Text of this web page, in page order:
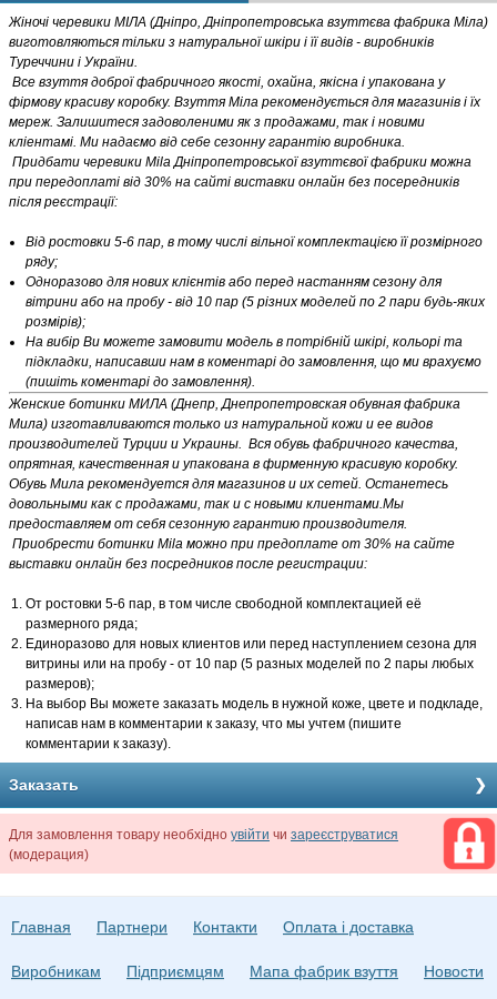
Жіночі черевики МІЛА (Дніпро, Дніпропетровська взуттєва фабрика Міла)
виготовляються тільки з натуральної шкіри і її видів - виробників
Туреччини і України.
Все взуття доброї фабричного якості, охайна, якісна і упакована у
фірмову красиву коробку. Взуття Міла рекомендується для магазинів і їх
мереж. Залишитеся задоволеними як з продажами, так і новими
кліентамі. Ми надаємо від себе сезонну гарантію виробника.
Придбати черевики Mila Дніпропетровської взуттєвої фабрики можна
при передоплаті від 30% на сайті виставки онлайн без посередників
після реєстрації:
Від ростовки 5-6 пар, в тому числі вільної комплектацією її розмірного
ряду;
Одноразово для нових клієнтів або перед настанням сезону для
вітрини або на пробу - від 10 пар (5 різних моделей по 2 пари будь-яких
розмірів);
На вибір Ви можете замовити модель в потрібній шкірі, кольорі та
підкладки, написавши нам в коментарі до замовлення, що ми врахуємо
(пишіть коментарі до замовлення).
Женские ботинки МИЛА (Днепр, Днепропетровская обувная фабрика
Мила) изготавливаются только из натуральной кожи и ее видов
производителей Турции и Украины. Вся обувь фабричного качества,
опрятная, качественная и упакована в фирменную красивую коробку.
Обувь Мила рекомендуется для магазинов и их сетей. Останетесь
довольными как с продажами, так и с новыми клиентами.Мы
предоставляем от себя сезонную гарантию производителя.
Приобрести ботинки Mila можно при предоплате от 30% на сайте
выставки онлайн без посредников после регистрации:
От ростовки 5-6 пар, в том числе свободной комплектацией её
размерного ряда;
Единоразово для новых клиентов или перед наступлением сезона для
витрины или на пробу - от 10 пар (5 разных моделей по 2 пары любых
размеров);
На выбор Вы можете заказать модель в нужной коже, цвете и подкладе,
написав нам в комментарии к заказу, что мы учтем (пишите
комментарии к заказу).
Заказать
Для замовлення товару необхідно увійти чи зареєструватися
(модерация)
Главная Партнери Контакти Оплата і доставка
Виробникам Підприємцям Мапа фабрик взуття Новости